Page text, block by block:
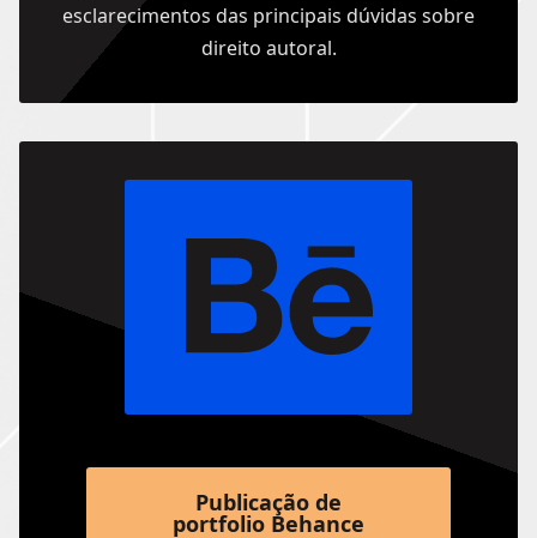
esclarecimentos das principais dúvidas sobre
direito autoral.
Publicação de
portfolio Behance